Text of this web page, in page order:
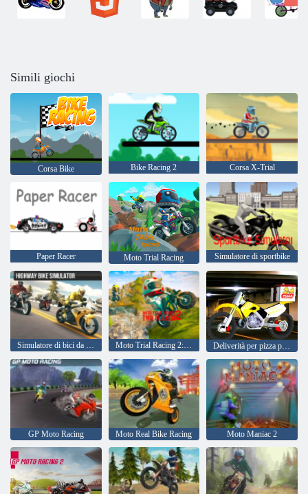
Simili giochi
Corsa Bike Bike Racing 2 Corsa X-Trial
Paper Racer Moto Trial Racing Simulatore di sportbike
Simulatore di bici da strada Moto Trial Racing 2: due giocatori Deliverità per pizza per motociclette 2020
GP Moto Racing Moto Real Bike Racing Moto Maniac 2